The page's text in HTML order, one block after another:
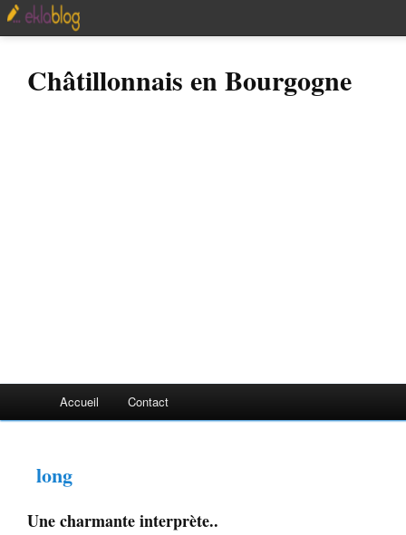
Châtillonnais en Bourgogne
Accueil Contact
long
Une charmante interprète..